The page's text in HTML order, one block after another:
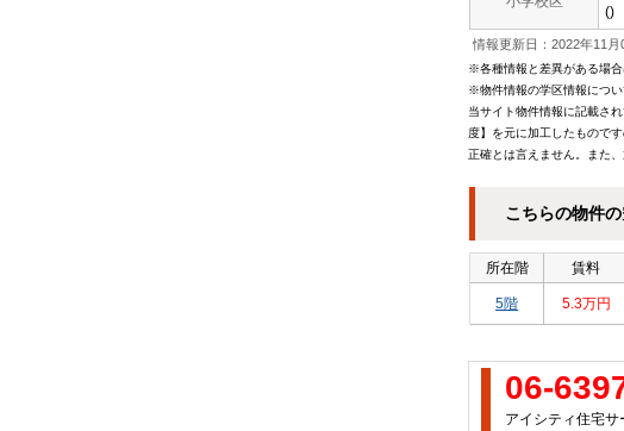
()
情報更新日：2022年11月
※各種情報と差異がある場
※物件情報の学区情報につい
当サイト物件情報に記載さ
度】を元に加工したもので
正確とは言えません。また
こちらの物件
所在階 賃料
5階 5.3万円
06-
アイシティ住宅サ